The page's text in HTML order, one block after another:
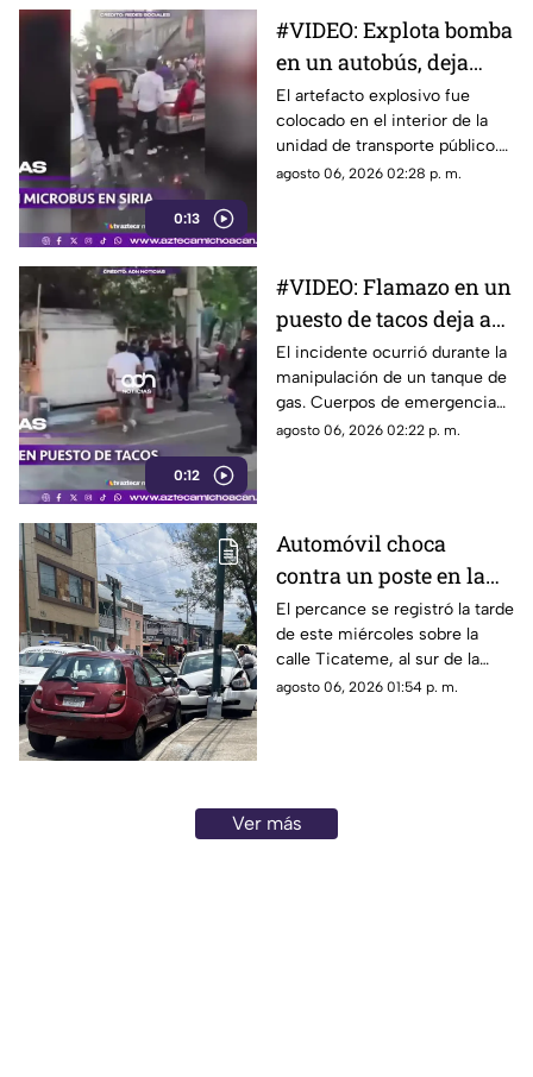
municipio de Zitácuaro.
0:13
#VIDEO: Explota bomba
en un autobús, deja
varios muertos y
heridos.
El artefacto explosivo fue
colocado en el interior de la
unidad de transporte público.
Cuerpos de emergencia
agosto 06, 2026 02:28 p. m.
0:12
#VIDEO: Flamazo en un
puesto de tacos deja a
dos personas heridas
El incidente ocurrió durante la
manipulación de un tanque de
gas. Cuerpos de emergencia
atendieron a las víctimas.
agosto 06, 2026 02:22 p. m.
Automóvil choca
contra un poste en la
colonia Félix Ireta de
Morelia; solo hay
daños materiales
El percance se registró la tarde
de este miércoles sobre la
calle Ticateme, al sur de la
capital michoacana.
agosto 06, 2026 01:54 p. m.
Ver más